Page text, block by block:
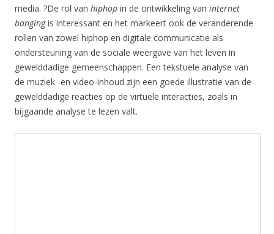
media. ?De rol van hiphop in de ontwikkeling van internet
bangingis interessant en het markeert ook de veranderende
rollen van zowel hiphop en digitale communicatie als
ondersteuning van de sociale weergave van het leven in
gewelddadige gemeenschappen. Een tekstuele analyse van
de muziek -en video-inhoud zijn een goede illustratie van de
gewelddadige reacties op de virtuele interacties, zoals in
bijgaande analyse te lezen valt.